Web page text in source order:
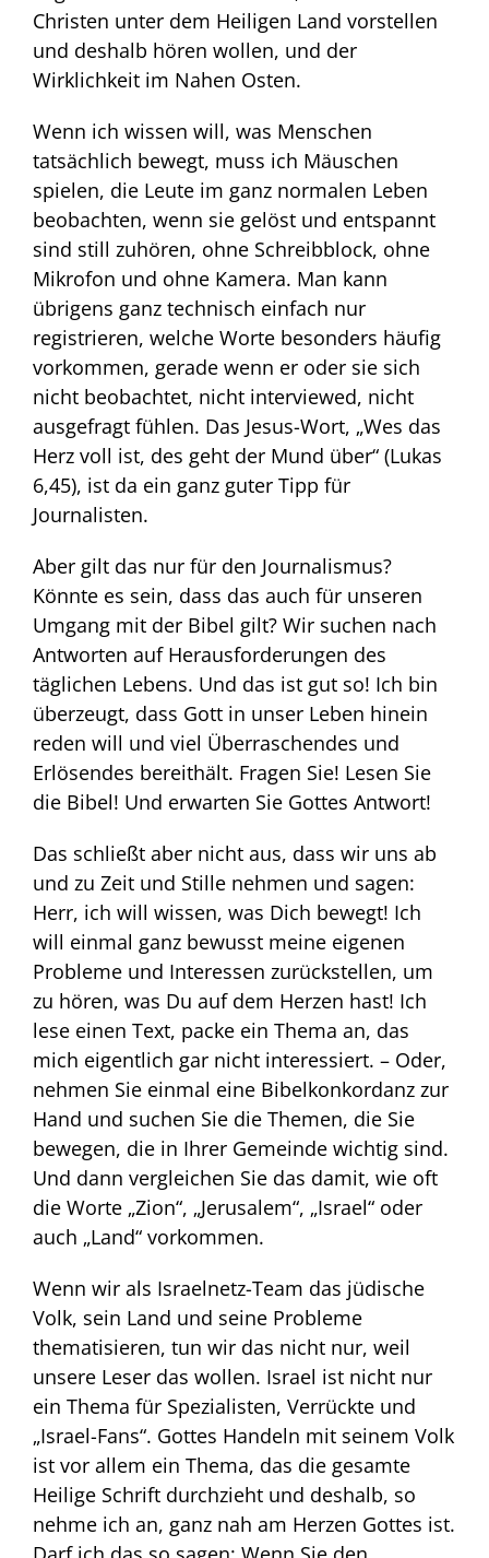
Christen unter dem Heiligen Land vorstellen
und deshalb hören wollen, und der
Wirklichkeit im Nahen Osten.
Wenn ich wissen will, was Menschen
tatsächlich bewegt, muss ich Mäuschen
spielen, die Leute im ganz normalen Leben
beobachten, wenn sie gelöst und entspannt
sind still zuhören, ohne Schreibblock, ohne
Mikrofon und ohne Kamera. Man kann
übrigens ganz technisch einfach nur
registrieren, welche Worte besonders häufig
vorkommen, gerade wenn er oder sie sich
nicht beobachtet, nicht interviewed, nicht
ausgefragt fühlen. Das Jesus-Wort, „Wes das
Herz voll ist, des geht der Mund über“ (Lukas
6,45), ist da ein ganz guter Tipp für
Journalisten.
Aber gilt das nur für den Journalismus?
Könnte es sein, dass das auch für unseren
Umgang mit der Bibel gilt? Wir suchen nach
Antworten auf Herausforderungen des
täglichen Lebens. Und das ist gut so! Ich bin
überzeugt, dass Gott in unser Leben hinein
reden will und viel Überraschendes und
Erlösendes bereithält. Fragen Sie! Lesen Sie
die Bibel! Und erwarten Sie Gottes Antwort!
Das schließt aber nicht aus, dass wir uns ab
und zu Zeit und Stille nehmen und sagen:
Herr, ich will wissen, was Dich bewegt! Ich
will einmal ganz bewusst meine eigenen
Probleme und Interessen zurückstellen, um
zu hören, was Du auf dem Herzen hast! Ich
lese einen Text, packe ein Thema an, das
mich eigentlich gar nicht interessiert. – Oder,
nehmen Sie einmal eine Bibelkonkordanz zur
Hand und suchen Sie die Themen, die Sie
bewegen, die in Ihrer Gemeinde wichtig sind.
Und dann vergleichen Sie das damit, wie oft
die Worte „Zion“, „Jerusalem“, „Israel“ oder
auch „Land“ vorkommen.
Wenn wir als Israelnetz-Team das jüdische
Volk, sein Land und seine Probleme
thematisieren, tun wir das nicht nur, weil
unsere Leser das wollen. Israel ist nicht nur
ein Thema für Spezialisten, Verrückte und
„Israel-Fans“. Gottes Handeln mit seinem Volk
ist vor allem ein Thema, das die gesamte
Heilige Schrift durchzieht und deshalb, so
nehme ich an, ganz nah am Herzen Gottes ist.